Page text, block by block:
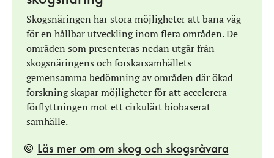
Skogsnäringen har stora möjligheter att bana väg
för en hållbar utveckling inom flera områden. De
områden som presenteras nedan utgår från
skogsnäringens och forskarsamhällets
gemensamma bedömning av områden där ökad
forskning skapar möjligheter för att accelerera
förflyttningen mot ett cirkulärt biobaserat
samhälle.
Läs mer om om skog och skogsråvara